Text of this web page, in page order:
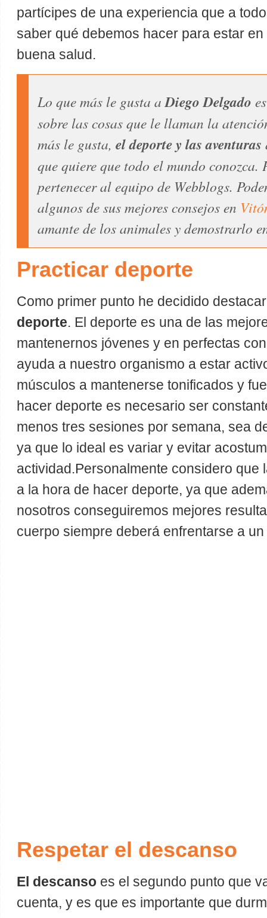
partícipes de una experiencia que a
saber qué debemos hacer para estar
buena salud.
Lo que más le gusta a Diego Delgado
sobre las cosas que le llaman la
más le gusta, el deporte y las aventuras
que quiere que todo el mundo conozca.
pertenecer al equipo de Webblogs.
algunos de sus mejores consejos en
amante de los animales y demostrarlo
Practicar deporte
Como primer punto he decidido
deporte. El deporte es una de las
mantenernos jóvenes y en perfectas
ayuda a nuestro organismo a estar
músculos a mantenerse tonificados y
hacer deporte es necesario ser
menos tres sesiones por semana, sea
ya que lo ideal es variar y evitar
actividad.Personalmente considero que
a la hora de hacer deporte, ya que
nosotros conseguiremos mejores
cuerpo siempre deberá enfrentarse a
Respetar el descanso
El descanso es el segundo punto que
cuenta, y es que es importante que